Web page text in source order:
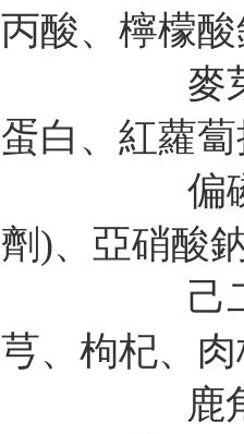
丙酸、檸檬
麥
蛋白、紅蘿
偏磷
劑)、亞硝酸
己
芎、枸杞、
鹿角